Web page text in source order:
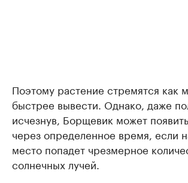
Поэтому растение стремятся как
быстрее вывести. Однако, даже
исчезнув, Борщевик может
через определенное время, если
место попадет чрезмерное
солнечных лучей.